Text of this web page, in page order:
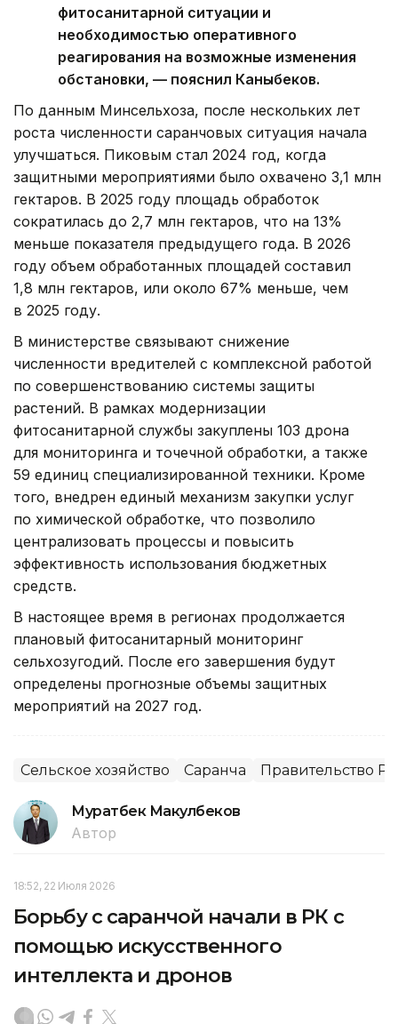
фитосанитарной ситуации и
необходимостью оперативного
реагирования на возможные изменения
обстановки, — пояснил Каныбеков.
По данным Минсельхоза, после нескольких лет
роста численности саранчовых ситуация начала
улучшаться. Пиковым стал 2024 год, когда
защитными мероприятиями было охвачено 3,1 млн
гектаров. В 2025 году площадь обработок
сократилась до 2,7 млн гектаров, что на 13%
меньше показателя предыдущего года. В 2026
году объем обработанных площадей составил
1,8 млн гектаров, или около 67% меньше, чем
в 2025 году.
В министерстве связывают снижение
численности вредителей с комплексной работой
по совершенствованию системы защиты
растений. В рамках модернизации
фитосанитарной службы закуплены 103 дрона
для мониторинга и точечной обработки, а также
59 единиц специализированной техники. Кроме
того, внедрен единый механизм закупки услуг
по химической обработке, что позволило
централизовать процессы и повысить
эффективность использования бюджетных
средств.
В настоящее время в регионах продолжается
плановый фитосанитарный мониторинг
сельхозугодий. После его завершения будут
определены прогнозные объемы защитных
мероприятий на 2027 год.
Сельское хозяйство Саранча Правительство РК
Муратбек Макулбеков
Автор
18:52, 22 Июля 2026
Борьбу с саранчой начали в РК с
помощью искусственного
интеллекта и дронов